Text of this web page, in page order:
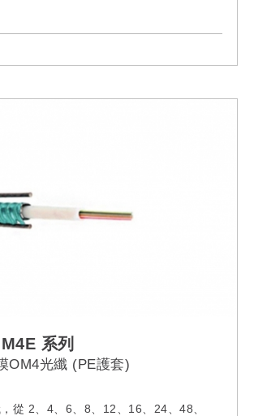
系列
OM4光纖 (PE護套)
從 2、4、6、8、12、16、24、48、